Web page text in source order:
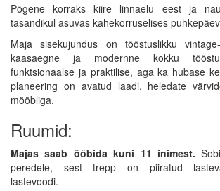
Põgene korraks kiire linnaelu eest ja
tasandikul asuvas kahekorruselises
Maja sisekujundus on tööstuslikku
kaasaegne ja modernne kokku
funktsionaalse ja praktilise, aga ka hubase
planeering on avatud laadi, heledate
mööbliga.
Ruumid:
Majas saab ööbida kuni 11 inimest.
peredele, sest trepp on piiratud
lastevoodi.